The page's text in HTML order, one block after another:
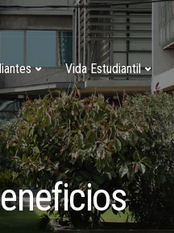
Vida Estudiantil